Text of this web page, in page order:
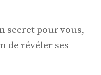
secret pour vous,
de révéler ses